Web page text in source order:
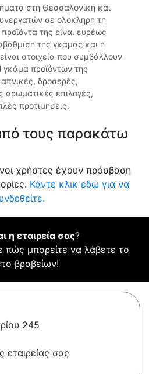
στη Θεσσαλονίκη και
σε ολόκληρη τη
της είναι ευρέως
της γκάμας και η
στοιχεία που συμβάλλουν
γκάμα προϊόντων της
δροσερές,
αρωματικές επιλογές,
προτιμήσεις.
τους παρακάτω
χρήστες έχουν πρόσβαση
Κάντε κλικ εδώ για να
η εταιρεία σας?
πώς μπορείτε να λάβετε το
βραβείων!
245
εταιρείας σας